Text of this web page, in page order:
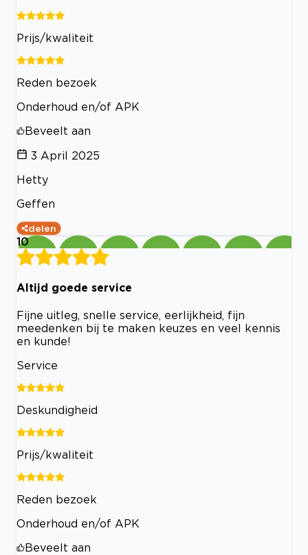
Prijs/kwaliteit
Reden bezoek
Onderhoud en/of APK
Beveelt aan
3 April 2025
Hetty
Geffen
delen
10
Altijd goede service
Fijne uitleg, snelle service, eerlijkheid, fijn
meedenken bij te maken keuzes en veel kennis
en kunde!
Service
Deskundigheid
Prijs/kwaliteit
Reden bezoek
Onderhoud en/of APK
Beveelt aan